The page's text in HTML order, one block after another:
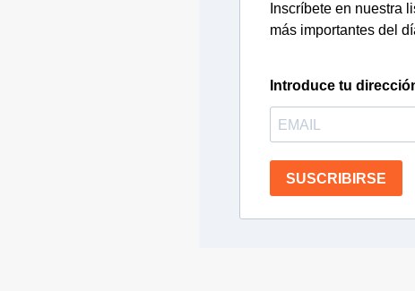
Inscríbete en nuestra
más importantes del
Introduce tu
SUSCRIBIRSE